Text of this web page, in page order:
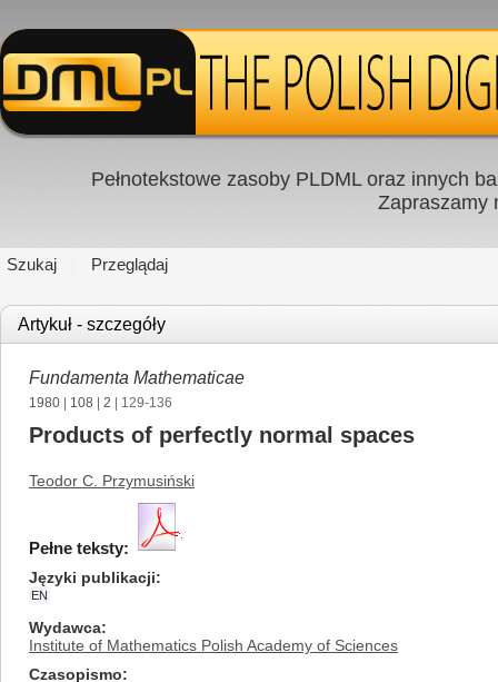
Pełnotekstowe zasoby PLDML oraz innych
Zapraszamy
Szukaj Przeglądaj
Artykuł - szczegóły
Fundamenta Mathematicae
1980 108 2 | 129-136
Products of perfectly normal spaces
Teodor C. Przymusiński
Pełne teksty:
Języki publikacji
EN
Wydawca
Institute of Mathematics Polish Academy of Sciences
Czasopismo